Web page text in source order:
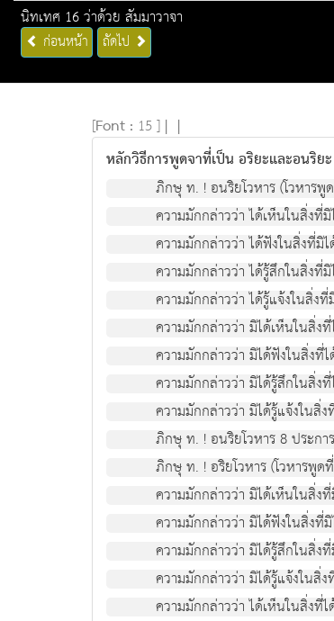
นิทเทศ 16 ว่าด้วย สัมมาวาจา
ก่อนหน้า ถัดไป
[Font : 15 ] | |
หลักวิธีการพูดจาที่เป็น อริยะและอนริยะ
ภิกษุ ท. ! อนริยโวหาร (โวหาร
ความมักกล่าวว่า ได้เห็นในสิ่งที่
ความมักกล่าวว่า ได้ฟังในสิ่งที่มิ
ความมักกล่าวว่า ได้รู้สึกในสิ่งที่
ความมักกล่าวว่า ได้รู้แจ้งในสิ่งที่
ความมักกล่าวว่า มิได้เห็นในสิ่ง
ความมักกล่าวว่า มิได้ฟังในสิ่งที่
ความมักกล่าวว่า มิได้รู้สึกในสิ่ง
ความมักกล่าวว่า มิได้รู้แจ้งในสิ่ง
ภิกษุ ท. ! อนริยโวหาร 8 ประกา
ภิกษุ ท. ! อริยโวหาร (โวหารพูด
ความมักกล่าวว่า มิได้เห็นในสิ่ง
ความมักกล่าวว่า มิได้ฟังในสิ่งที่
ความมักกล่าวว่า มิได้รู้สึกในสิ่ง
ความมักกล่าวว่า มิได้รู้แจ้งในสิ่ง
ความมักกล่าวว่า ได้เห็นในสิ่งที่